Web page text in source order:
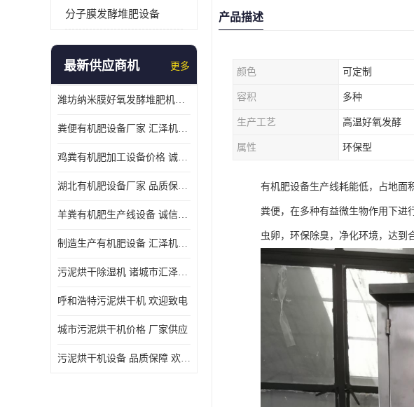
分子膜发酵堆肥设备
最新供应商机 更多
潍坊纳米膜好氧发酵堆肥机定制
粪便有机肥设备厂家 汇泽机械 免费报价
鸡粪有机肥加工设备价格 诚信卖家 致电了解
湖北有机肥设备厂家 品质保障 欢迎咨询
羊粪有机肥生产线设备 诚信卖家 致电了解
制造生产有机肥设备 汇泽机械 免费报价
污泥烘干除湿机 诸城市汇泽机械有限公司
呼和浩特污泥烘干机 欢迎致电
城市污泥烘干机价格 厂家供应
污泥烘干机设备 品质保障 欢迎咨询
产品描述
颜色 可定制
容积 多种
生产工艺 高温好氧发酵
属性 环保型
有机肥设备生产线耗能低，占地面
粪便，在多种有益微生物作用下进
虫卵，环保除臭，净化环境，达到